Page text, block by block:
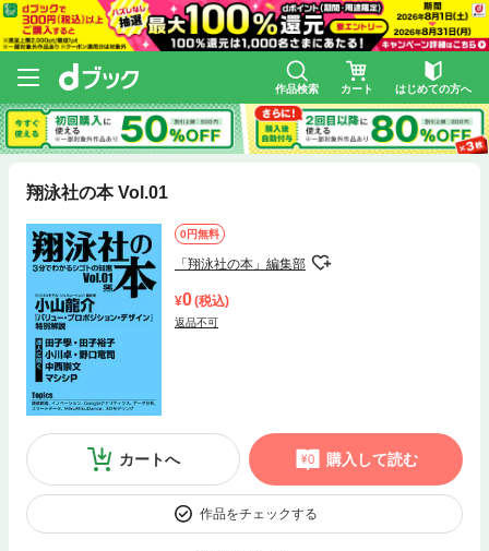
作品検索 カート はじめての方へ
翔泳社の本 Vol.01
0円無料
「翔泳社の本」編集部
0(税込)
返品不可
カートへ 購入して読む
作品をチェックする